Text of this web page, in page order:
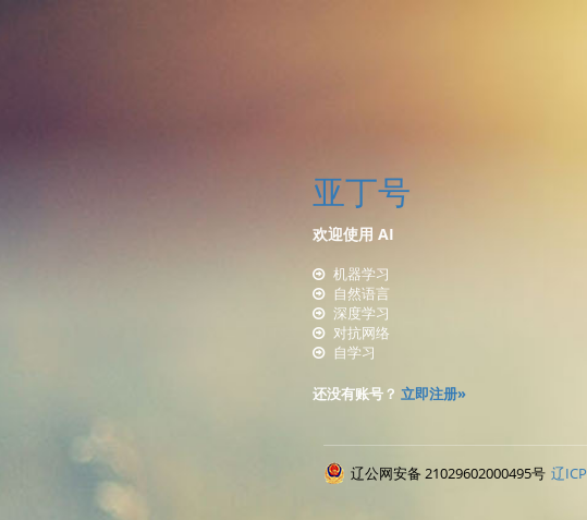
亚丁号
欢迎使用 AI
机器学习
自然语言
深度学习
对抗网络
自学习
还没有账号？ 立即注册»
辽公网安备 21029602000495号 辽